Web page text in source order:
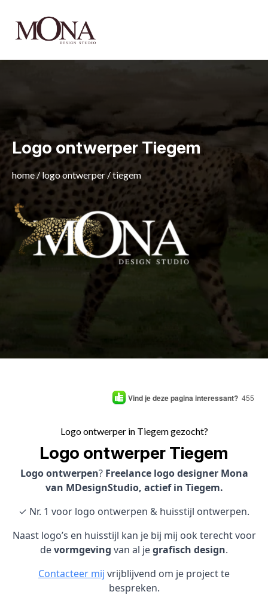
Logo ontwerper Tiegem
home/ logo ontwerper /tiegem
Vind je deze pagina interessant? 455
Logo ontwerper in Tiegem gezocht?
Logo ontwerper Tiegem
Logo ontwerpen? Freelance logo designer Mona
van MDesignStudio, actief in Tiegem.
✓ Nr. 1 voor logo ontwerpen & huisstijl ontwerpen.
Naast logo’s en huisstijl kan je bij mij ook terecht voor
devormgeving van al jegrafisch design.
Contacteer mij vrijblijvend om je project te
bespreken.